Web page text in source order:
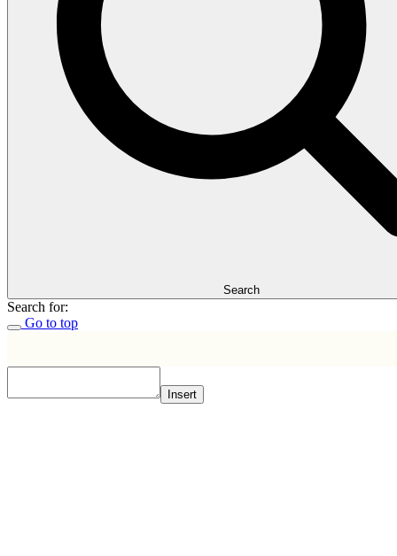
Search
Search for:
Go to top
Insert